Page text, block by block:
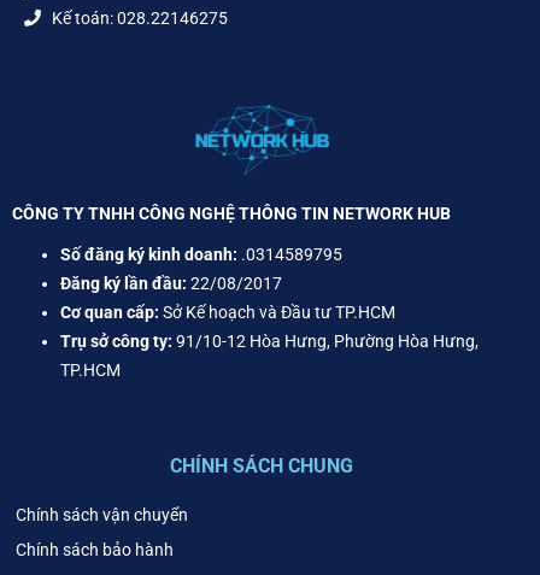
Kế toán: 028.22146275
CÔNG TY TNHH CÔNG NGHỆ THÔNG TIN NETWORK HUB
Số đăng ký kinh doanh: .0314589795
Đăng ký lần đầu: 22/08/2017
Cơ quan cấp: Sở Kế hoạch và Đầu tư TP.HCM
Trụ sở công ty: 91/10-12 Hòa Hưng, Phường Hòa Hưng,
TP.HCM
CHÍNH SÁCH CHUNG
Chính sách vận chuyển
Chính sách bảo hành